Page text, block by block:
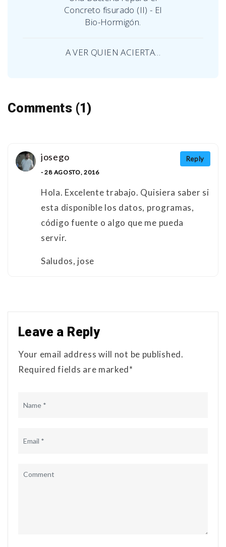
Concreto fisurado (II) - El
Bio-Hormigón.
A VER QUIEN ACIERTA…
Comments (1)
Reply
josego
- 28 AGOSTO, 2016
Hola. Excelente trabajo. Quisiera saber si
esta disponible los datos, programas,
código fuente o algo que me pueda
servir.
Saludos, jose
Leave a Reply
Your email address will not be published.
Required fields are marked*